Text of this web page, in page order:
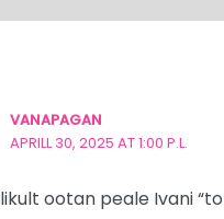
VANAPAGAN
APRILL 30, 2025 AT 1:00 P.L.
ootan peale Ivani